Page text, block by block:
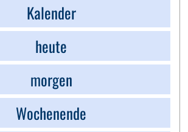
Kalender
heute
morgen
Wochenende